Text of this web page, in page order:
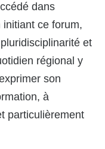
dans
initiant ce forum,
et
régional y
son
à
particulièrement